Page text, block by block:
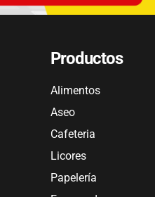
Productos
Alimentos
Aseo
Cafeteria
Licores
Papelería